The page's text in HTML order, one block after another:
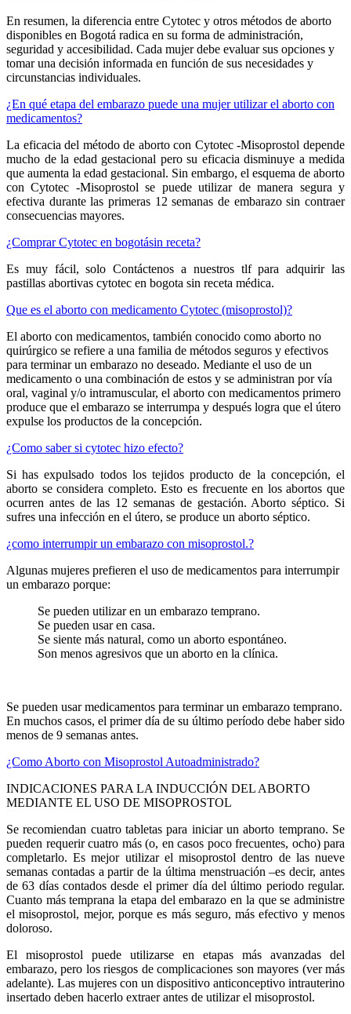
En resumen, la diferencia entre Cytotec y otros métodos de aborto
disponibles en Bogotá radica en su forma de administración,
seguridad y accesibilidad. Cada mujer debe evaluar sus opciones y
tomar una decisión informada en función de sus necesidades y
circunstancias individuales.
¿En qué etapa del embarazo puede una mujer utilizar el aborto con
medicamentos?
La eficacia del método de aborto con Cytotec -Misoprostol depende
mucho de la edad gestacional pero su eficacia disminuye a medida
que aumenta la edad gestacional. Sin embargo, el esquema de aborto
con Cytotec -Misoprostol se puede utilizar de manera segura y
efectiva durante las primeras 12 semanas de embarazo sin contraer
consecuencias mayores.
¿Comprar Cytotec en bogotásin receta?
Es muy fácil, solo Contáctenos a nuestros tlf para adquirir las
pastillas abortivas cytotec en bogota sin receta médica.
Que es el aborto con medicamento Cytotec (misoprostol)?
El aborto con medicamentos, también conocido como aborto no
quirúrgico se refiere a una familia de métodos seguros y efectivos
para terminar un embarazo no deseado. Mediante el uso de un
medicamento o una combinación de estos y se administran por vía
oral, vaginal y/o intramuscular, el aborto con medicamentos primero
produce que el embarazo se interrumpa y después logra que el útero
expulse los productos de la concepción.
¿Como saber si cytotec hizo efecto?
Si has expulsado todos los tejidos producto de la concepción, el
aborto se considera completo. Esto es frecuente en los abortos que
ocurren antes de las 12 semanas de gestación. Aborto séptico. Si
sufres una infección en el útero, se produce un aborto séptico.
¿como interrumpir un embarazo con misoprostol.?
Algunas mujeres prefieren el uso de medicamentos para interrumpir
un embarazo porque:
Se pueden utilizar en un embarazo temprano.
Se pueden usar en casa.
Se siente más natural, como un aborto espontáneo.
Son menos agresivos que un aborto en la clínica.
Se pueden usar medicamentos para terminar un embarazo temprano.
En muchos casos, el primer día de su último período debe haber sido
menos de 9 semanas antes.
¿Como Aborto con Misoprostol Autoadministrado?
INDICACIONES PARA LA INDUCCIÓN DEL ABORTO
MEDIANTE EL USO DE MISOPROSTOL
Se recomiendan cuatro tabletas para iniciar un aborto temprano. Se
pueden requerir cuatro más (o, en casos poco frecuentes, ocho) para
completarlo. Es mejor utilizar el misoprostol dentro de las nueve
semanas contadas a partir de la última menstruación –es decir, antes
de 63 días contados desde el primer día del último periodo regular.
Cuanto más temprana la etapa del embarazo en la que se administre
el misoprostol, mejor, porque es más seguro, más efectivo y menos
doloroso.
El misoprostol puede utilizarse en etapas más avanzadas del
embarazo, pero los riesgos de complicaciones son mayores (ver más
adelante). Las mujeres con un dispositivo anticonceptivo intrauterino
insertado deben hacerlo extraer antes de utilizar el misoprostol.